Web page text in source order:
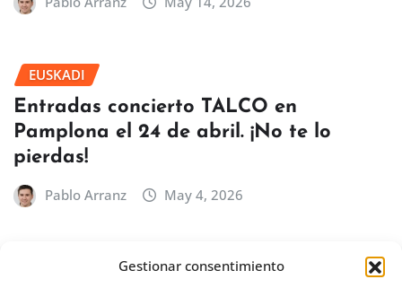
Gestionar consentimiento
EUSKADI
Entradas concierto TALCO en
Pamplona el 24 de abril. ¡No te lo
pierdas!
Pablo Arranz May 4, 2026
EUSKADI